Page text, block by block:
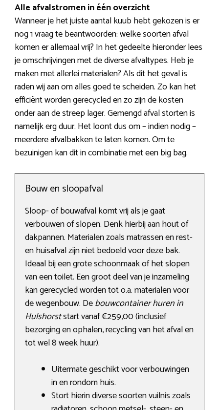
Alle afvalstromen in één overzicht
Wanneer je het juiste aantal kuub hebt gekozen is er
nog 1 vraag te beantwoorden: welke soorten afval
komen er allemaal vrij? In het gedeelte hieronder lees
je omschrijvingen met de diverse afvaltypes. Heb je
maken met allerlei materialen? Als dit het geval is
raden wij aan om alles goed te scheiden. Zo kan het
efficiënt worden gerecycled en zo zijn de kosten
onder aan de streep lager. Gemengd afval storten is
namelijk erg duur. Het loont dus om – indien nodig –
meerdere afvalbakken te laten komen. Om te
bezuinigen kan dit in combinatie met een big bag.
Bouw en sloopafval
Sloop- of bouwafval komt vrij als je gaat
verbouwen of slopen. Denk hierbij aan hout of
dakpannen. Materialen zoals matrassen en rest-
en huisafval zijn niet bedoeld voor deze bak.
Ideaal bij een grote schoonmaak of het slopen
van een toilet. Een groot deel van je inzameling
kan gerecycled worden tot o.a. materialen voor
de wegenbouw. Debouwcontainer huren in
Hulshorststart vanaf €259,00 (inclusief
bezorging en ophalen, recycling van het afval en
tot wel 8 week huur).
Uitermate geschikt voor verbouwingen
in en rondom huis.
Stort hierin diverse soorten vuilnis zoals